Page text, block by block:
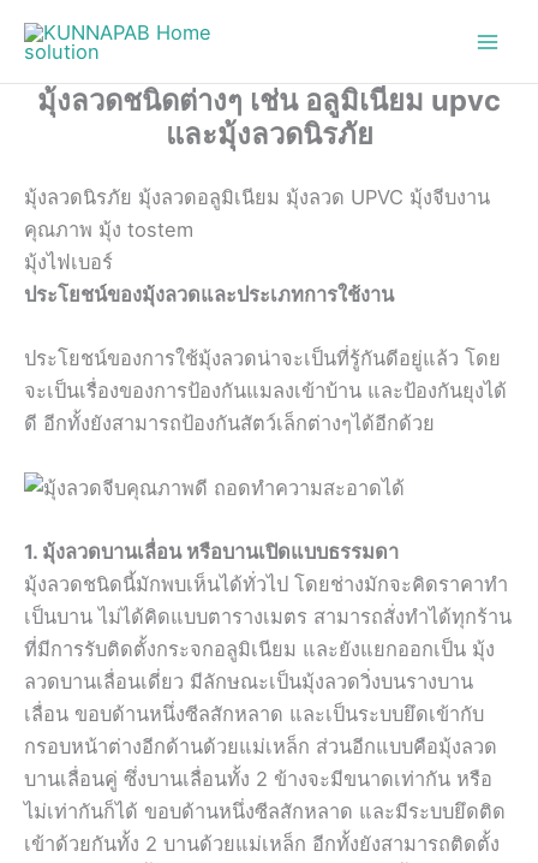
content
มุ้งลวดชนิดต่างๆ เช่น อลูมิเนียม upvc
และมุ้งลวดนิรภัย
มุ้งลวดนิรภัย มุ้งลวดอลูมิเนียม มุ้งลวด UPVC มุ้งจีบงาน
คุณภาพ มุ้ง tostem
มุ้งไฟเบอร์
ประโยชน์ของมุ้งลวดและประเภทการใช้งาน
ประโยชน์ของการใช้มุ้งลวดน่าจะเป็นที่รู้กันดีอยู่แล้ว โดย
จะเป็นเรื่องของการป้องกันแมลงเข้าบ้าน และป้องกันยุงได้
ดี อีกทั้งยังสามารถป้องกันสัตว์เล็กต่างๆได้อีกด้วย
1. มุ้งลวดบานเลื่อน หรือบานเปิดแบบธรรมดา
มุ้งลวดชนิดนี้มักพบเห็นได้ทั่วไป โดยช่างมักจะคิดราคาทำ
เป็นบาน ไม่ได้คิดแบบตารางเมตร สามารถสั่งทำได้ทุกร้าน
ที่มีการรับติดตั้งกระจกอลูมิเนียม และยังแยกออกเป็น มุ้ง
ลวดบานเลื่อนเดี่ยว มีลักษณะเป็นมุ้งลวดวิ่งบนรางบาน
เลื่อน ขอบด้านหนึ่งซีลสักหลาด และเป็นระบบยึดเข้ากับ
กรอบหน้าต่างอีกด้านด้วยแม่เหล็ก ส่วนอีกแบบคือมุ้งลวด
บานเลื่อนคู่ ซึ่งบานเลื่อนทั้ง 2 ข้างจะมีขนาดเท่ากัน หรือ
ไม่เท่ากันก็ได้ ขอบด้านหนึ่งซีลสักหลาด และมีระบบยึดติด
เข้าด้วยกันทั้ง 2 บานด้วยแม่เหล็ก อีกทั้งยังสามารถติดตั้ง